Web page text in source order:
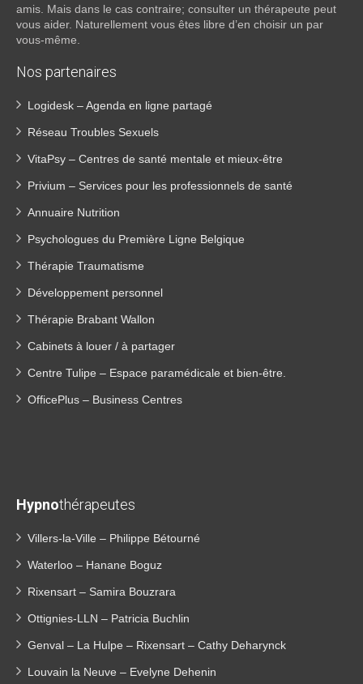
amis. Mais dans le cas contraire; consulter un thérapeute peut
vous aider. Naturellement vous êtes libre d’en choisir un par
vous-même.
Nos partenaires
Logidesk – Agenda en ligne partagé
Réseau Troubles Sexuels
VitaPsy – Centres de santé mentale et mieux-être
Privium – Services pour les professionnels de santé
Annuaire Nutrition
Psychologues du Première Ligne Belgique
Thérapie Traumatisme
Développement personnel
Thérapie Brabant Wallon
Cabinets à louer / à partager
Centre Tulipe – Espace paramédicale et bien-être.
OfficePlus – Business Centres
Hypnothérapeutes
Villers-la-Ville – Philippe Bétourné
Waterloo – Hanane Boguz
Rixensart – Samira Bouzrara
Ottignies-LLN – Patricia Buchlin
Genval – La Hulpe – Rixensart – Cathy Deharynck
Louvain la Neuve – Evelyne Dehenin